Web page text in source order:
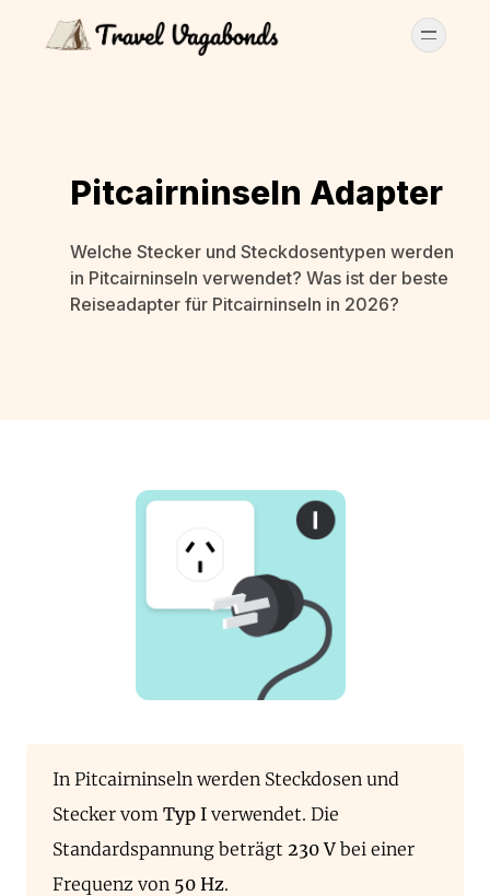
Pitcairninseln Adapter
Welche Stecker und Steckdosentypen werden
in Pitcairninseln verwendet? Was ist der beste
Reiseadapter für Pitcairninseln in 2026?
In Pitcairninseln werden Steckdosen und
Stecker vom Typ I verwendet. Die
Standardspannung beträgt 230 V bei einer
Frequenz von 50 Hz.